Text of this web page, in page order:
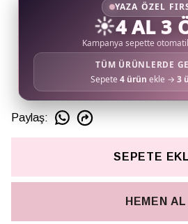
YAZA ÖZEL
☀️4 AL 3
Kampanya sepette
TÜM ÜRÜNLERDE
Sepete4 ürün ekle →3
Paylaş:
SEPETE
HEMEN AL